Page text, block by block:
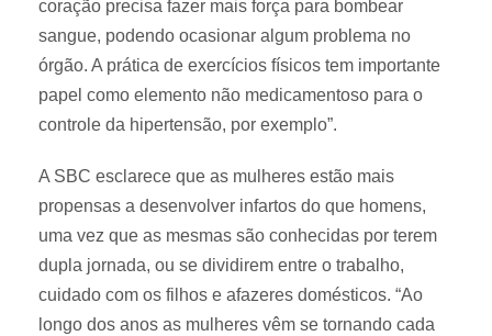
coração precisa fazer mais força para bombear
sangue, podendo ocasionar algum problema no
órgão. A prática de exercícios físicos tem importante
papel como elemento não medicamentoso para o
controle da hipertensão, por exemplo”.
A SBC esclarece que as mulheres estão mais
propensas a desenvolver infartos do que homens,
uma vez que as mesmas são conhecidas por terem
dupla jornada, ou se dividirem entre o trabalho,
cuidado com os filhos e afazeres domésticos. “Ao
longo dos anos as mulheres vêm se tornando cada